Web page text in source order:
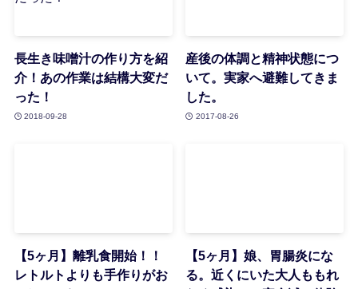
長生き味噌汁の作り方を紹
介！あの作業は結構大変だ
った！
2018-09-28
産後の体調と精神状態につ
いて。実家へ避難してきま
した。
2017-08-26
【5ヶ月】離乳食開始！！
レトルトよりも手作りがお
【5ヶ月】娘、胃腸炎にな
る。近くにいた大人ももれ